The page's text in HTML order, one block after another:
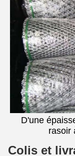
D'une
rasoir
Colis et